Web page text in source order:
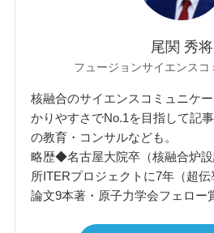
尾関 秀将
フュージョンサイエンスコ
核融合のサイエンスコミュニケ
かりやすさでNo.1を目指して記
の教育・コンサルなども。
略歴◆名古屋大院卒（核融合炉
所ITERプロジェクトに7年（超
論文9本著・原子力学会フェロー